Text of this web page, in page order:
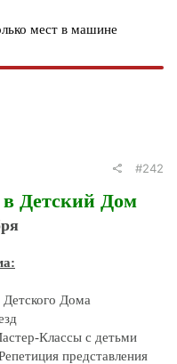
мест в машине
#242
в Детский Дом
Дома
Классы с детьми
представления